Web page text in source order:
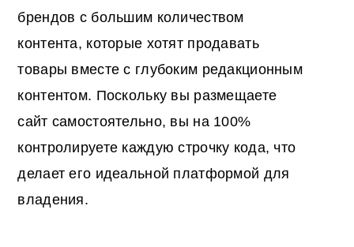
брендов с большим количеством
контента, которые хотят продавать
товары вместе с глубоким редакционным
контентом. Поскольку вы размещаете
сайт самостоятельно, вы на 100%
контролируете каждую строчку кода, что
делает его идеальной платформой для
владения.